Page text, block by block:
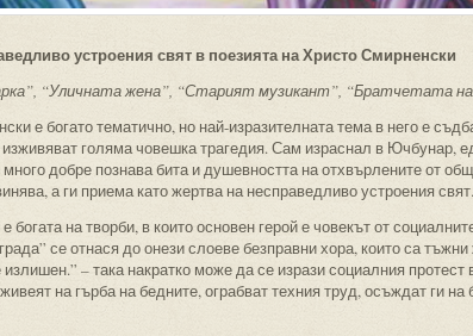
устроения свят в поезията на Христо Смирненски
“Уличната жена”, “Старият музикант”, “Братчетата
е богато тематично, но най-изразителната тема в него е
голяма човешка трагедия. Сам израснал в Ючбунар,
добре познава бита и душевността на отхвърлените от
а ги приема като жертва на несправедливо устроения свят.
на творби, в които основен герой е човекът от
се отнася до онези слоеве безправни хора, които са
– така накратко може да се изрази социалния протест
на гърба на бедните, ограбват техния труд, осъждат ги